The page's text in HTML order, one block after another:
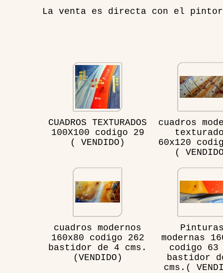
La venta es directa con el pintor
CUADROS TEXTURADOS
100X100 codigo 29
( VENDIDO)
cuadros
60x120
(
cuadros modernos
160x80 codigo 262
bastidor de 4 cms.
(VENDIDO)
modernas
codigo 63
bastidor
cms.(